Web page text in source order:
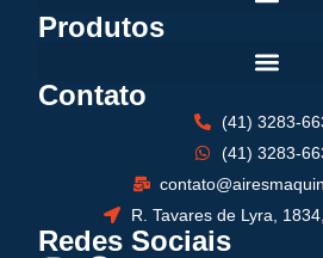
Produtos
Contato
(41) 3283-
(41) 3283-
R. Tavares de Lyra,
Redes Sociais